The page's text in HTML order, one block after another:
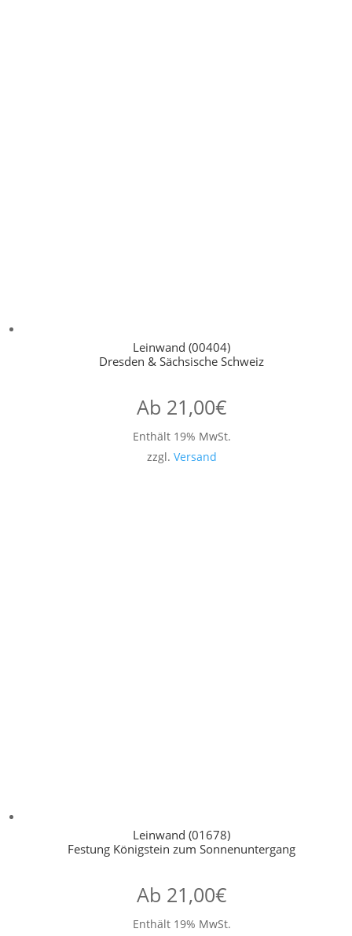
Leinwand (00404)
Dresden & Sächsische Schweiz
Ab 21,00€
Enthält 19% MwSt.
zzgl. Versand
Leinwand (01678)
Festung Königstein zum Sonnenuntergang
Ab 21,00€
Enthält 19% MwSt.